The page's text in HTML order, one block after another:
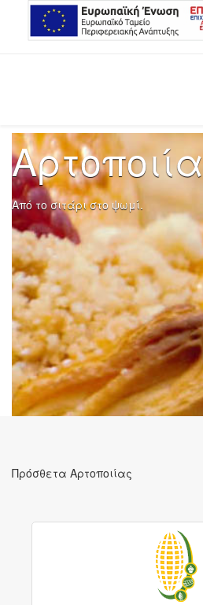
Αρτοποιία
Από το σιτάρι στο ψωμί.
Πρόσθετα Αρτοποιίας